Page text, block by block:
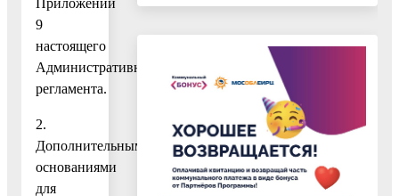
9
настоящего
Административного
регламента.
2.
Дополнительными
основаниями
для